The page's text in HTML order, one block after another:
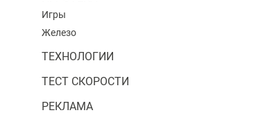
Игры
Железо
ТЕХНОЛОГИИ
ТЕСТ СКОРОСТИ
РЕКЛАМА